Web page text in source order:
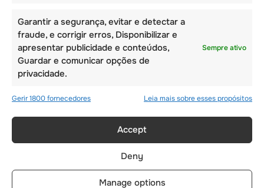
Garantir a segurança, evitar e detectar a
fraude, e corrigir erros, Disponibilizar e
apresentar publicidade e conteúdos,
Guardar e comunicar opções de
privacidade.
Sempre ativo
Gerir 1800 fornecedores Leia mais sobre esses propósitos
Accept
Deny
Manage options